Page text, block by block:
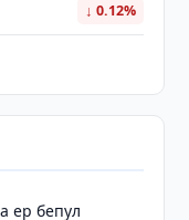
↓ 0.12%
ер бепул